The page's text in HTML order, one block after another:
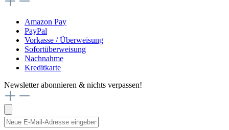
Amazon Pay
PayPal
Vorkasse / Überweisung
Sofortüberweisung
Nachnahme
Kreditkarte
Newsletter abonnieren & nichts verpassen!